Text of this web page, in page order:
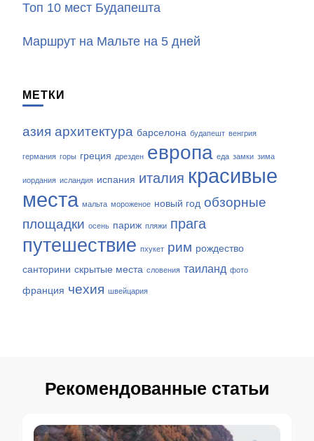
Топ 10 мест Будапешта
Маршрут на Мальте на 5 дней
МЕТКИ
азия архитектура барселона будапешт венгрия
германия горы греция дрезден европа еда замки зима
иордания исландия испания италия красивые
места мальта мороженое новый год обзорные
площадки осень париж пляжи прага
путешествие пхукет рим рождество
санторини скрытые места словения таиланд фото
франция чехия швейцария
Рекомендованные статьи